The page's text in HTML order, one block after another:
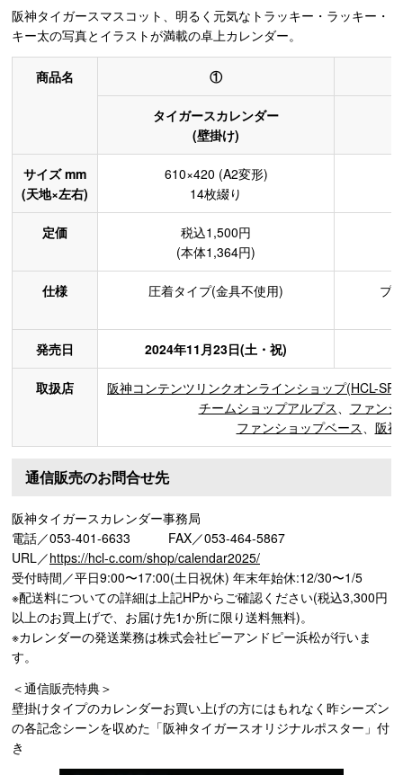
阪神タイガースマスコット、明るく元気なトラッキー・ラッキー・
キー太の写真とイラストが満載の卓上カレンダー。
商品名 ①
タイガースカレンダー
(壁掛け)
サイズ mm
(天地×左右)
610×420 (A2変形)
14枚綴り
定価
税込1,500円
(本体1,364円)
仕様 圧着タイプ(金具不使用) プ
発売日 2024年11月23日(土・祝)
取扱店
阪神コンテンツリンクオンラインショップ(HCL-
チームショップアルプス
ファン
ファンショップベース
阪
通信販売のお問合せ先
阪神タイガースカレンダー事務局
電話／053-401-6633 FAX／053-464-5867
URL／https://hcl-c.com/shop/calendar2025/
受付時間／平日9:00〜17:00(土日祝休) 年末年始休:12/30〜1/5
※配送料についての詳細は上記HPからご確認ください(税込3,300円
以上のお買上げで、お届け先1か所に限り送料無料)。
※カレンダーの発送業務は株式会社ピーアンドピー浜松が行いま
す。
＜通信販売特典＞
壁掛けタイプのカレンダーお買い上げの方にはもれなく昨シーズン
の各記念シーンを収めた「阪神タイガースオリジナルポスター」付
き